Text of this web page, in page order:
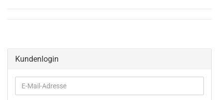
Kundenlogin
E-
Mail-